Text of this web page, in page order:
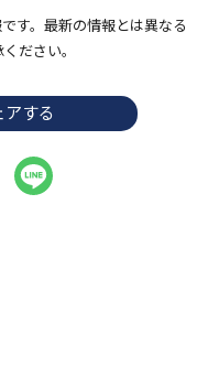
す。最新の情報とは異なる
ださい。
する